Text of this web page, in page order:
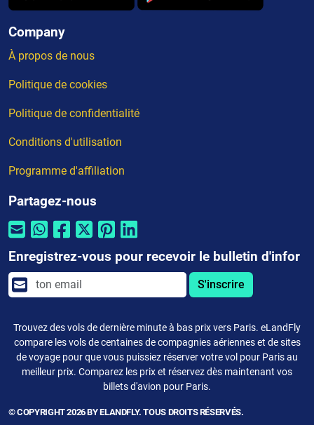
Company
À propos de nous
Politique de cookies
Politique de confidentialité
Conditions d'utilisation
Programme d'affiliation
Partagez-nous
Enregistrez-vous pour recevoir le bulletin d'infor
S'inscrire
Trouvez des vols de dernière minute à bas prix vers Paris. eLandFly
compare les vols de centaines de compagnies aériennes et de sites
de voyage pour que vous puissiez réserver votre vol pour Paris au
meilleur prix. Comparez les prix et réservez dès maintenant vos
billets d'avion pour Paris.
© COPYRIGHT 2026 BY ELANDFLY. TOUS DROITS RÉSERVÉS.